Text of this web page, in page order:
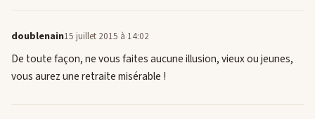
doublenain15 juillet 2015 à 14:02
De toute façon, ne vous faites aucune illusion, vieux ou jeunes,
vous aurez une retraite misérable !